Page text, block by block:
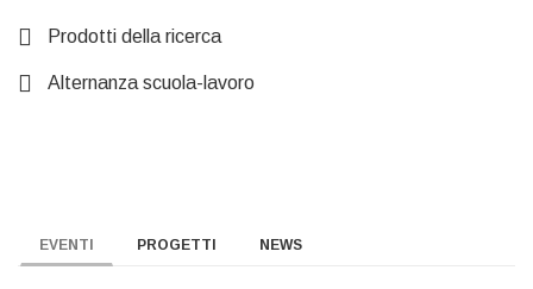
Prodotti della ricerca
Alternanza scuola-lavoro
EVENTI PROGETTI NEWS